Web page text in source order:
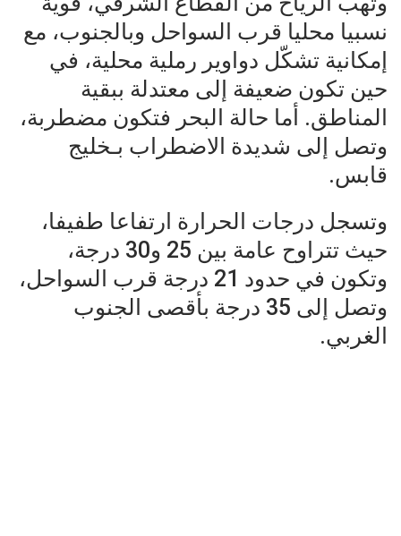
نسبيا محليا قرب السواحل وبالجنوب، مع
إمكانية تشكّل دواوير رملية محلية، في
حين تكون ضعيفة إلى معتدلة ببقية
المناطق. أما حالة البحر فتكون مضطربة،
وتصل إلى شديدة الاضطراب بـخليج
قابس.
وتسجل درجات الحرارة ارتفاعا طفيفا،
حيث تتراوح عامة بين 25 و30 درجة،
وتكون في حدود 21 درجة قرب السواحل،
وتصل إلى 35 درجة بأقصى الجنوب
الغربي.